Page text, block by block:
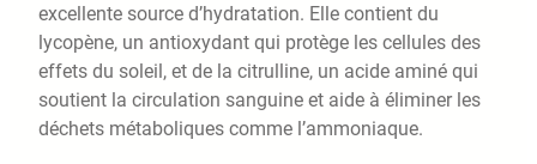
excellente source d’hydratation. Elle contient du
lycopène, un antioxydant qui protège les cellules des
effets du soleil, et de la citrulline, un acide aminé qui
soutient la circulation sanguine et aide à éliminer les
déchets métaboliques comme l’ammoniaque.